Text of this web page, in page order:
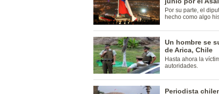
Por su parte, el
hecho como algo
Un hombre se
de Arica, Chile
Hasta ahora la
autoridades.
Periodista